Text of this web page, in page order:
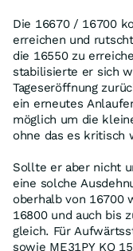
Die 16670 / 16700
erreichen und
die 16550 zu
stabilisierte er sich
Tageseröffnung
ein erneutes
möglich um die
ohne das es kritisch
Sollte er aber nicht
eine solche
oberhalb von 16700
16800 und auch bis
gleich. Für
sowie ME31PY KO